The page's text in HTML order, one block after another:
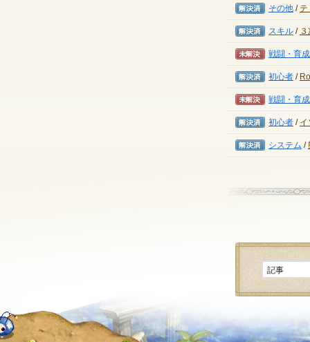
解決済み
その他 /
解決済み
スキル /
未解決
戦闘・育成
解決済み
初心者 /
未解決
戦闘・育成
解決済み
初心者 /
解決済み
システム /